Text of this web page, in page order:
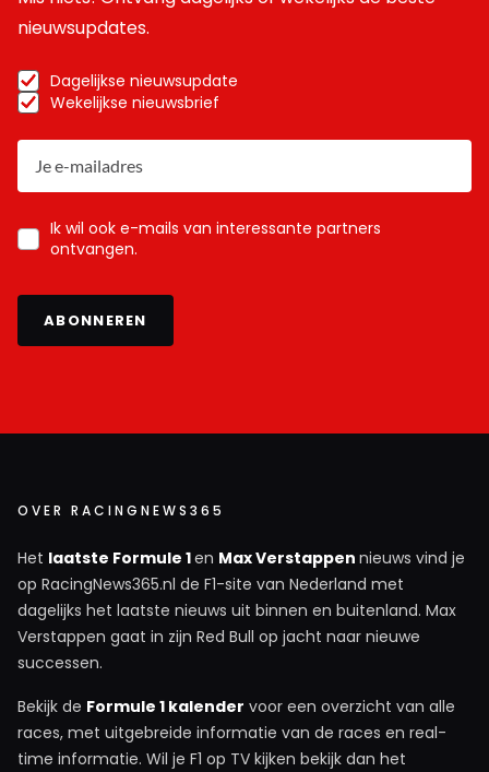
nieuwsupdates.
Dagelijkse nieuwsupdate
Wekelijkse nieuwsbrief
Ik wil ook e-mails van interessante partners
ontvangen.
ABONNEREN
OVER RACINGNEWS365
Het laatste Formule 1en Max Verstappen nieuws vind je
op RacingNews365.nl de F1-site van Nederland met
dagelijks het laatste nieuws uit binnen en buitenland. Max
Verstappen gaat in zijn Red Bull op jacht naar nieuwe
successen.
Bekijk de Formule 1 kalender voor een overzicht van alle
races, met uitgebreide informatie van de races en real-
time informatie. Wil je F1 op TV kijken bekijk dan het